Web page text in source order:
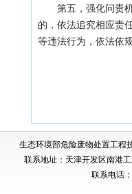
第五，强化问责
的，依法追究相应责
等违法行为，依法依
生态环境部危险废物处置工
联系地址：天津开发区南港
联系电话